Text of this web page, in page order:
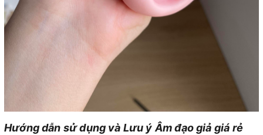
Hướng dẫn sử dụng và Lưu ý Âm đạo giả giá rẻ